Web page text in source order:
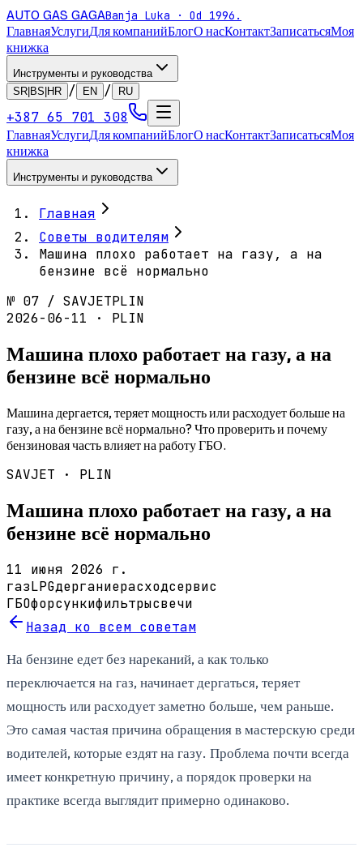
AUTO GAS GAGABanja Luka · Od 1996.
ГлавнаяУслугиДля компанийБлогО насКонтактЗаписатьсяМоя
книжка
Инструменты и руководства
SR|BS|HR
/ EN / RU
+387 65 701 308
ГлавнаяУслугиДля компанийБлогО насКонтактЗаписатьсяМоя
книжка
Инструменты и руководства
Главная
Советы водителям
Машина плохо работает на газу, а на
бензине всё нормально
№ 07 / SAVJETPLIN
2026-06-11 · PLIN
Машина плохо работает на газу, а на
бензине всё нормально
Машина дергается, теряет мощность или расходует больше на
газу, а на бензине всё нормально? Что проверить и почему
бензиновая часть влияет на работу ГБО.
SAVJET · PLIN
Машина плохо работает на газу, а на
бензине всё нормально
11 июня 2026 г.
газLPGдерганиерасходсервис
ГБОфорсункифильтрысвечи
Назад ко всем советам
На бензине едет без нареканий, а как только
переключается на газ, начинает дергаться, теряет
мощность или расходует заметно больше, чем раньше.
Это самая частая причина обращения в мастерскую среди
водителей, которые ездят на газу. Проблема почти всегда
имеет конкретную причину, а порядок проверки на
практике всегда выглядит примерно одинаково.